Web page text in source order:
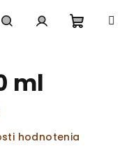
ml
hodnotenia